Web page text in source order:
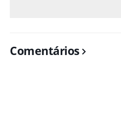
Comentários